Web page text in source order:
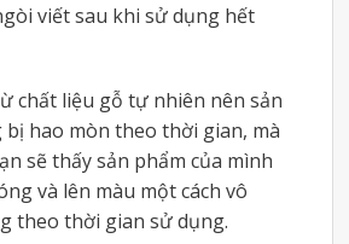
viết sau khi sử dụng hết
chất liệu gỗ tự nhiên nên sản
bị hao mòn theo thời gian, mà
sẽ thấy sản phẩm của mình
và lên màu một cách vô
theo thời gian sử dụng.